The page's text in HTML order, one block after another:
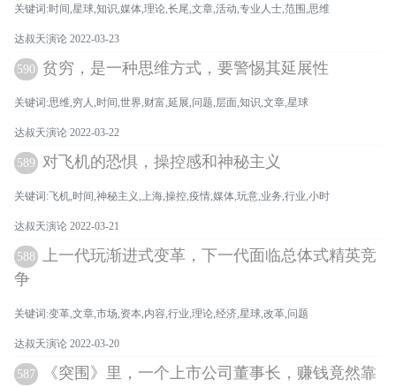
关键词:时间,星球,知识,媒体,理论,长尾,文章,活动,专业人士,范围,思维
达叔天演论 2022-03-23
590 贫穷，是一种思维方式，要警惕其延展性
关键词:思维,穷人,时间,世界,财富,延展,问题,层面,知识,文章,星球
达叔天演论 2022-03-22
589 对飞机的恐惧，操控感和神秘主义
关键词:飞机,时间,神秘主义,上海,操控,疫情,媒体,玩意,业务,行业,小时
达叔天演论 2022-03-21
588 上一代玩渐进式变革，下一代面临总体式精英竞
争
关键词:变革,文章,市场,资本,内容,行业,理论,经济,星球,改革,问题
达叔天演论 2022-03-20
587
《突围》里，一个上市公司董事长，赚钱竟然靠